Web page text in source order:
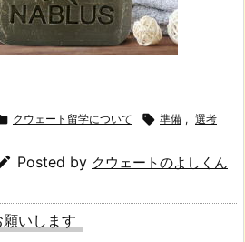
クウェート留学について  準備 , 選考
Posted by クウェートのよしくん
いします